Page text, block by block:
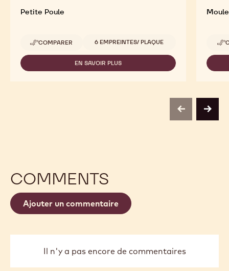
Petite Poule
COMPARER
-
PETITE
Tailles disponibles
6 EMPREINTES/ PLAQUE
EN SAVOIR PLUS
-
previousnext
COMMENTS
Ajouter un commentaire
Il n'y a pas encore de commentaires